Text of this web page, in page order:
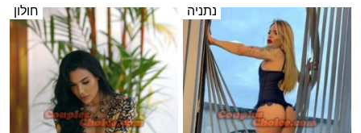
נתניה חולון